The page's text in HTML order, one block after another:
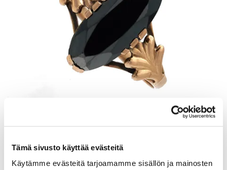
Tämä sivusto käyttää evästeitä
Käytämme evästeitä tarjoamamme sisällön ja mainosten
Johtava huuto:kuningatar1_